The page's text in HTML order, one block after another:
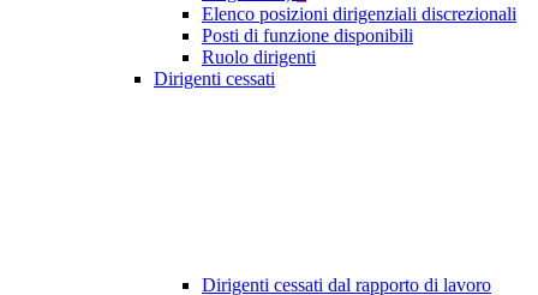
Elenco posizioni dirigenziali discrezionali
Posti di funzione disponibili
Ruolo dirigenti
Dirigenti cessati
Dirigenti cessati dal rapporto di lavoro